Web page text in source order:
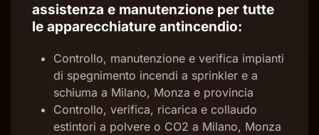
assistenza e manutenzione per tutte
le apparecchiature antincendio:
Controllo, manutenzione e verifica impianti
di spegnimento incendi a sprinkler e a
schiuma a Milano, Monza e provincia
Controllo, verifica, ricarica e collaudo
estintori a polvere o CO2 a Milano, Monza